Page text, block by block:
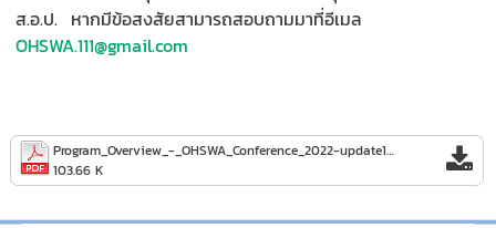
ส.อ.ป. หากมีข้อสงสัยสามารถสอบถามมาที่อีเมล
OHSWA.111@gmail.com
Program_Overview_-_OHSWA_Conference_2022-update140722.pdf
103.66 K